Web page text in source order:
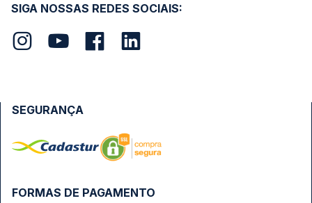
SIGA NOSSAS REDES SOCIAIS:
FORMAS DE PAGAMENTO
SEGURANÇA